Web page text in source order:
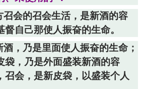
召会的召会生活，是新酒的容
自己那使人振奋的生命。
，乃是里面使人振奋的生命；
袋，乃是外面盛装新酒的容
召会，是新皮袋，以盛装个人